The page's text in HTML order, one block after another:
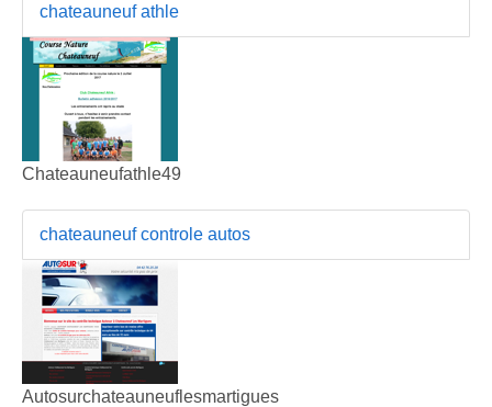
chateauneuf athle
Chateauneufathle49
chateauneuf controle autos
Autosurchateauneuflesmartigues